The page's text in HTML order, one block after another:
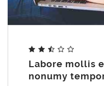
Share
Labore mollis
nonumy